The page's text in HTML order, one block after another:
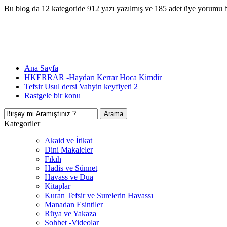
Bu blog da 12 kategoride 912 yazı yazılmış ve 185 adet üye yorumu
Ana Sayfa
HKERRAR -Haydarı Kerrar Hoca Kimdir
Tefsir Usul dersi Vahyin keyfiyeti 2
Rastgele bir konu
Kategoriler
Akaid ve İtikat
Dini Makaleler
Fıkıh
Hadis ve Sünnet
Havass ve Dua
Kitaplar
Kuran Tefsir ve Surelerin Havassı
Manadan Esintiler
Rüya ve Yakaza
Sohbet -Videolar